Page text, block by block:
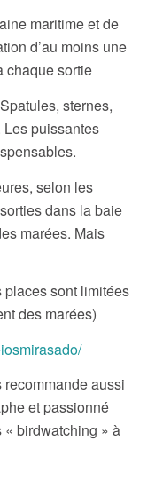
maritime et de
d’au moins une
chaque sortie
sternes,
puissantes
selon les
dans la baie
marées. Mais
sont limitées
des marées)
aussi
et passionné
« birdwatching » à